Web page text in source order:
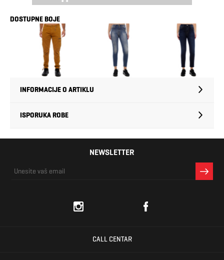
DOSTUPNE BOJE
INFORMACIJE O ARTIKLU
ISPORUKA ROBE
NEWSLETTER
CALL CENTAR